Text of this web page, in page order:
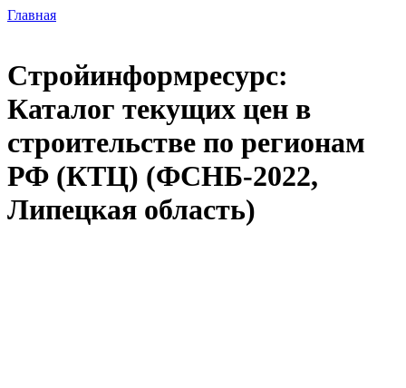
Главная
Стройинформресурс:
Каталог текущих цен в
строительстве по регионам
РФ (КТЦ) (ФСНБ-2022,
Липецкая область)